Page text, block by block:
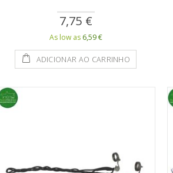
7,75 €
As low as 6,59 €
ADICIONAR AO CARRINHO